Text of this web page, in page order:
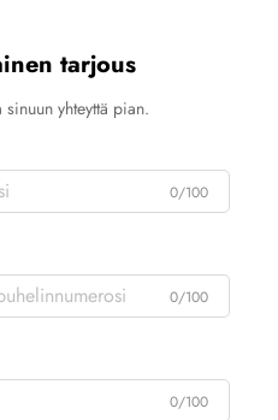
tarjous
yhteyttä pian.
0/100
0/100
0/100